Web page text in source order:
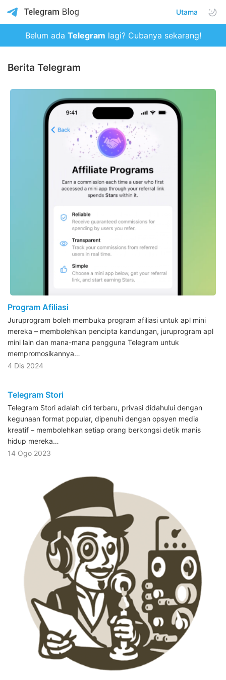
Utama
Belum ada Telegram lagi? Cubanya sekarang!
Berita Telegram
Program Afiliasi
Juruprogram boleh membuka program afiliasi untuk apl mini
mereka – membolehkan pencipta kandungan, juruprogram apl
mini lain dan mana-mana pengguna Telegram untuk
mempromosikannya…
4 Dis 2024
Telegram Stori
Telegram Stori adalah ciri terbaru, privasi didahului dengan
kegunaan format popular, dipenuhi dengan opsyen media
kreatif – membolehkan setiap orang berkongsi detik manis
hidup mereka…
14 Ogo 2023